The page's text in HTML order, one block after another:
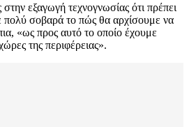
εξαγωγή τεχνογνωσίας ότι πρέπει
πολύ σοβαρά το πώς θα αρχίσουμε να
«ως προς αυτό το οποίο έχουμε
της περιφέρειας».